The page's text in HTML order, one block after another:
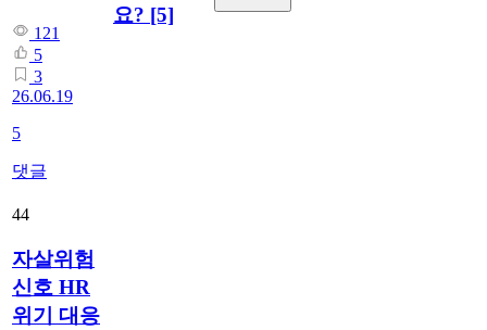
121
5
3
26.06.19
5
댓글
요? [5]
44
자살위험
신호 HR
위기 대응